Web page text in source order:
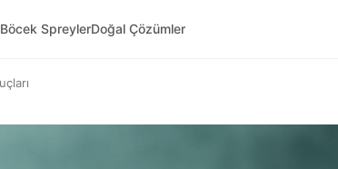
Böcek SpreylerDoğal Çözümler